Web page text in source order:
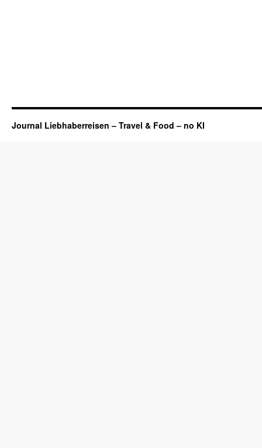
Journal Liebhaberreisen – Travel & Food – no KI